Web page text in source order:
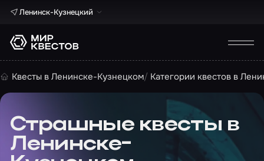
Ленинск-Кузнецкий
Квесты в Ленинске-Кузнецком Категории квестов в
Страшные квесты в
Ленинске-